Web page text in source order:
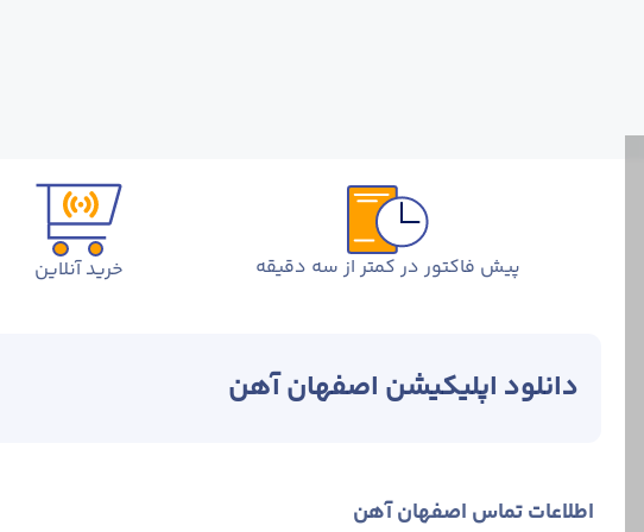
پیش فاکتور در کمتر از سه دقیقه خرید آنلاین
دانلود اپلیکیشن اصفهان آهن
اطلاعات تماس اصفهان آهن